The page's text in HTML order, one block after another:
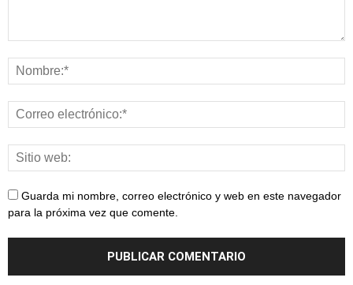
Guarda mi nombre, correo electrónico y web en este navegador
para la próxima vez que comente.